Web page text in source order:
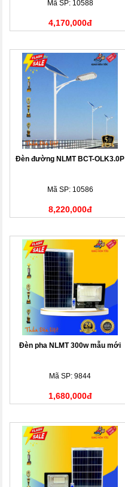
Mã SP: 10588
4,170,000đ
Đèn đường NLMT BCT-OLK3.0P
Mã SP: 10586
8,220,000đ
Đèn pha NLMT 300w mẫu mới
Mã SP: 9844
1,680,000đ